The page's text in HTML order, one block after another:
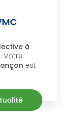
à
est